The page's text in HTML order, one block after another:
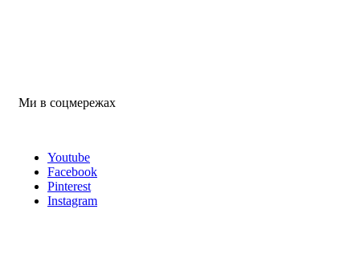
Ми в соцмережах
Youtube
Facebook
Pinterest
Instagram